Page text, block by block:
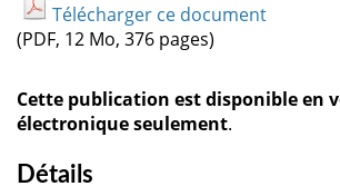
Télécharger ce document
(PDF, 12 Mo, 376 pages)
Cette publication est disponible en
électronique seulement.
Détails